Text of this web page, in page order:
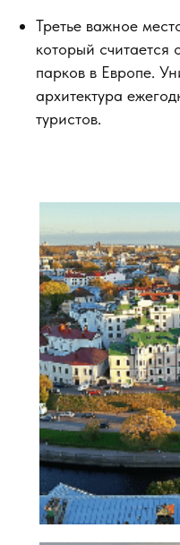
Третье важное
который
парков в Европе.
архитектура
туристов.